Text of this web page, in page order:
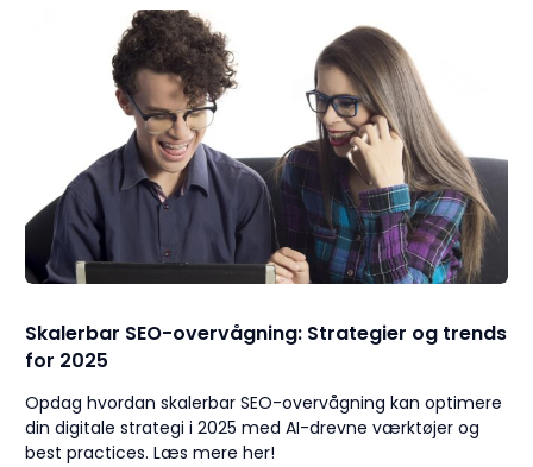
Skalerbar SEO-overvågning: Strategier og trends
for 2025
Opdag hvordan skalerbar SEO-overvågning kan optimere
din digitale strategi i 2025 med AI-drevne værktøjer og
best practices. Læs mere her!